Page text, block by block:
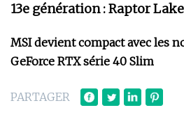
13e génération : Raptor Lake
MSI devient compact avec les
GeForce RTX série 40 Slim
PARTAGER